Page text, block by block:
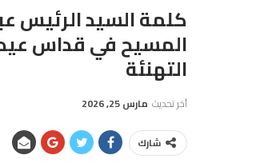
كلمة السيد الرئيس
المسيح في قداس عيد
التهنئة
آخر تحديث مارس 25, 2026
شارك